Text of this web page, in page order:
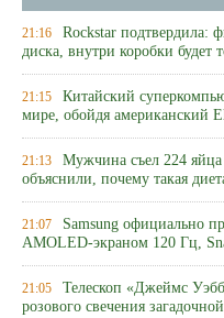
21:16 Rockstar подтвердила:
диска, внутри коробки будет
21:15 Китайский
мире, обойдя американский
21:13 Мужчина съел 224 яйца
объяснили, почему такая
21:07 Samsung официально
AMOLED-экраном 120 Гц,
21:05 Телескоп «Джеймс
розового свечения